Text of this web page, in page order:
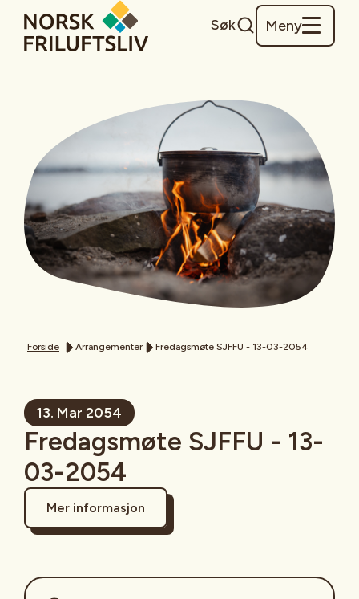
Søk Meny
Forside Arrangementer Fredagsmøte SJFFU - 13-03-2054
13. Mar 2054
Fredagsmøte SJFFU - 13-
03-2054
Mer informasjon